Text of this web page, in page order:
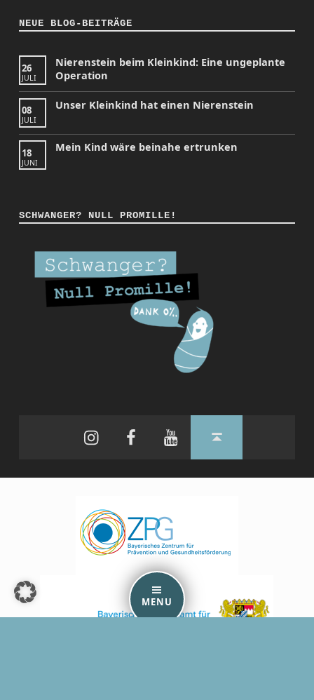
MENU
NEUE BLOG-BEITRÄGE
26
JULI
Nierenstein beim Kleinkind: Eine ungeplante
Operation
08
JULI
Unser Kleinkind hat einen Nierenstein
18
JUNI
Mein Kind wäre beinahe ertrunken
SCHWANGER? NULL PROMILLE!
FacebookYouTubeBack to top ↑